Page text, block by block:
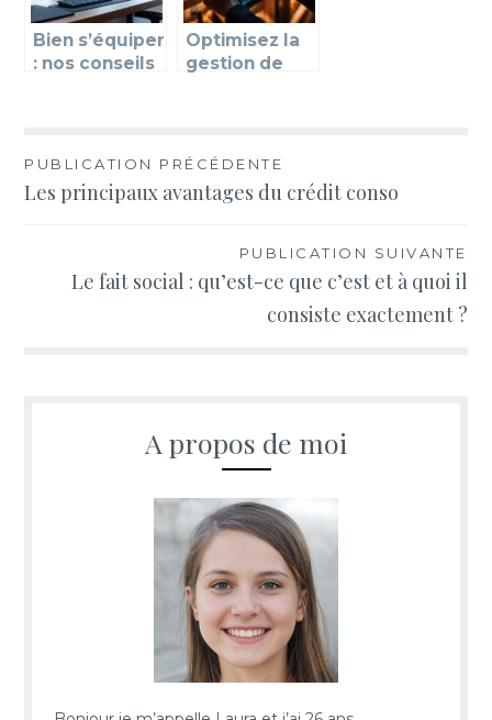
Bien s’équiper
: nos conseils
adapté à vos
besoins
Optimisez la
gestion de
innovante
Navigation
de
PUBLICATION PRÉCÉDENTE
Les principaux avantages du crédit conso
PUBLICATION SUIVANTE
Le fait social : qu’est-ce que c’est et à quoi il
consiste exactement ?
A propos de moi